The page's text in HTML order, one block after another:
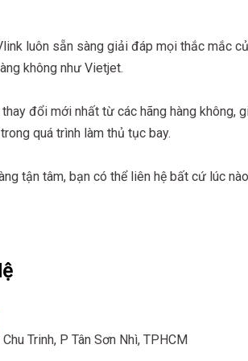
luôn sẵn sàng giải đáp mọi thắc mắc
không như Vietjet.
đổi mới nhất từ các hãng hàng không,
quá trình làm thủ tục bay.
tận tâm, bạn có thể liên hệ bất cứ lúc
Trinh, P Tân Sơn Nhì, TPHCM